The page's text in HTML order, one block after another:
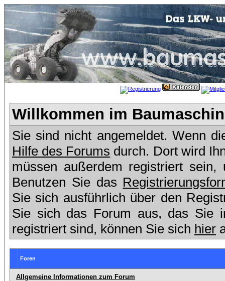
Willkommen im
Sie sind nicht angemeldet. Wenn
Hilfe des Forums durch. Dort wird
müssen außerdem registriert
Benutzen Sie das
Sie sich ausführlich über den
Sie sich das Forum aus, das Sie
registriert sind, können Sie sich hier
Foren
Allgemeine Informationen zum Forum